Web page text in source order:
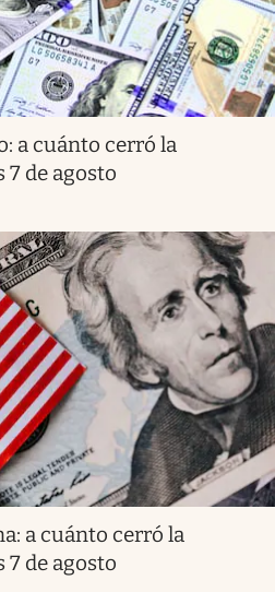
a cuánto cerró la
de agosto
a cuánto cerró la
de agosto